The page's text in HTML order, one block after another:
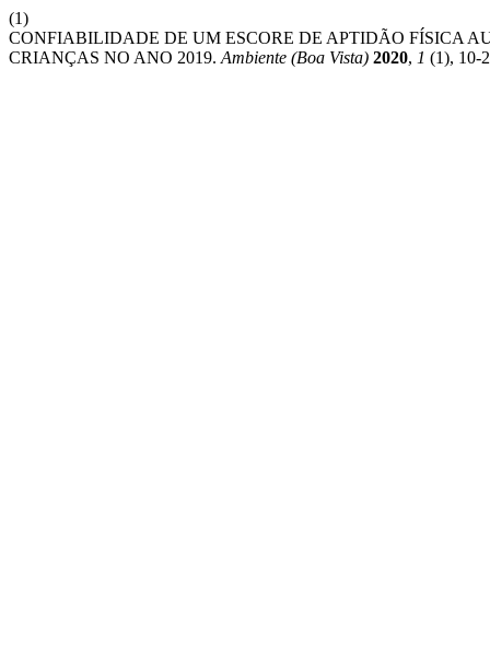
(1)
CONFIABILIDADE DE UM ESCORE DE APTIDÃO FÍSICA
CRIANÇAS NO ANO 2019. Ambiente (Boa Vista) 2020, 1 (1), 10-